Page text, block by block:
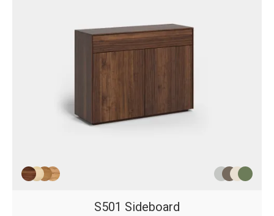
S501 Sideboard